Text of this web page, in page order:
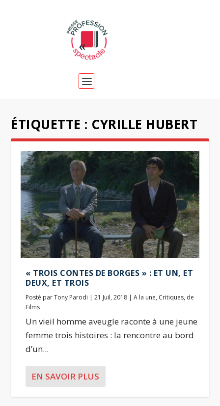
ÉTIQUETTE : CYRILLE HUBERT
« TROIS CONTES DE BORGES » : ET UN, ET
DEUX, ET TROIS
Posté parTony Parodi |21 Juil, 2018 |A la une, Critiques, de
Films
Un vieil homme aveugle raconte à une jeune
femme trois histoires : la rencontre au bord
d’un...
EN SAVOIR PLUS